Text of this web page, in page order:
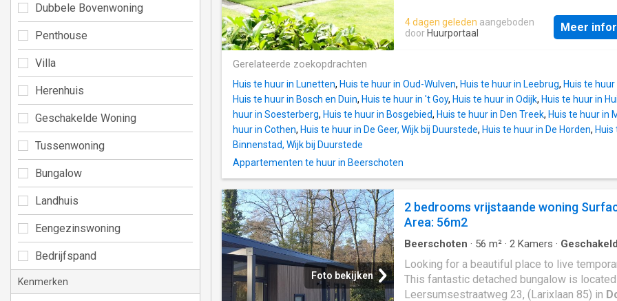
gelegen in een voormalig zusterhuis. De
bevindt zich op de eerste verdieping en ligt
uitvalswegen binnen handbereik.
woning: - Woonoppervlakte: ca. 35 m² - Type
woning: studio - Gelegen op de 1e
Knusse woon- slaapkamer - Kitchenette in
met wasmachine en wasdroger - Gebruik
ligging nabij uitgestrekte bosgebieden -
korte afstand van Driebergen en Zeist -
Dorpswinkels in de nabijheid - Kosten voor
en elektra zijn niet inbegrepen in de huurprijs
servicekosten - Voorz
4 dagen geleden aangeboden
door Huurportaal Meer
Gerelateerde zoekopdrachten
Huis te huur in Lunetten, Huis te huur in Oud-Wulven, Huis te huur in Leebrug, Huis te
Huis te huur in Bosch en Duin, Huis te huur in 't Goy, Huis te huur in Odijk, Huis te huur in
huur in Soesterberg, Huis te huur in Bosgebied, Huis te huur in Den Treek, Huis te huur in
huur in Cothen, Huis te huur in De Geer, Wijk bij Duurstede, Huis te huur in De Horden,
Binnenstad, Wijk bij Duurstede
Appartementen te huur in Beerschoten
Foto bekijken
2 bedrooms vrijstaande woning
Area: 56m2
Beerschoten · 56 m² · 2 Kamers ·
· Parkeerplaats
Looking for a beautiful place to live
This fantastic detached bungalow is
Leersumsestraatweg 23, (Larixlaan 85) in
Dubbele Bovenwoning
Penthouse
Villa
Herenhuis
Geschakelde Woning
Tussenwoning
Bungalow
Landhuis
Eengezinswoning
Bedrijfspand
Kenmerken